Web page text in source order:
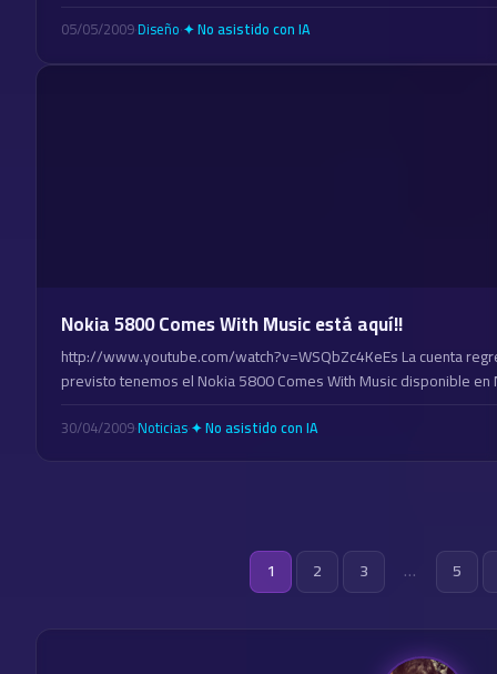
05/05/2009·Diseño·✦ No asistido con IA
Nokia 5800 Comes With Music está aquí!!
http://www.youtube.com/watch?v=WSQbZc4KeEs La cuenta
previsto tenemos el Nokia 5800 Comes With Music disponible
30/04/2009·Noticias·✦ No asistido con IA
Posts
1 2 3 … 5